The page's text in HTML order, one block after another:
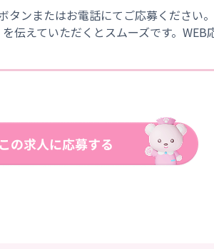
タンまたはお電話にてご応募ください
伝えていただくとスムーズです。WEB